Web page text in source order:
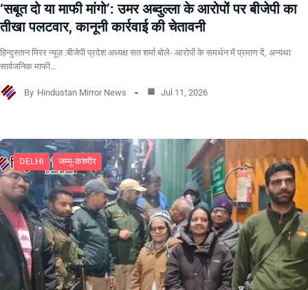
‘सबूत दो या माफी मांगो’: उमर अब्दुल्ला के आरोपों पर बीजेपी का
तीखा पलटवार, कानूनी कार्रवाई की चेतावनी
हिन्दुस्तान मिरर न्यूज़ :बीजेपी प्रदेश अध्यक्ष सत शर्मा बोले- आरोपों के समर्थन में प्रमाण दें, अन्यथा
सार्वजनिक माफी…
By Hindustan Mirror News Jul 11, 2026
DELHI जम्मू-कश्मीर